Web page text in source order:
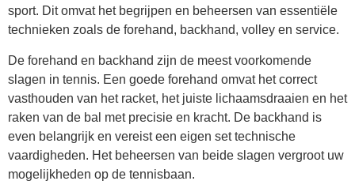
sport. Dit omvat het begrijpen en beheersen van essentiële
technieken zoals de forehand, backhand, volley en service.
De forehand en backhand zijn de meest voorkomende
slagen in tennis. Een goede forehand omvat het correct
vasthouden van het racket, het juiste lichaamsdraaien en het
raken van de bal met precisie en kracht. De backhand is
even belangrijk en vereist een eigen set technische
vaardigheden. Het beheersen van beide slagen vergroot uw
mogelijkheden op de tennisbaan.